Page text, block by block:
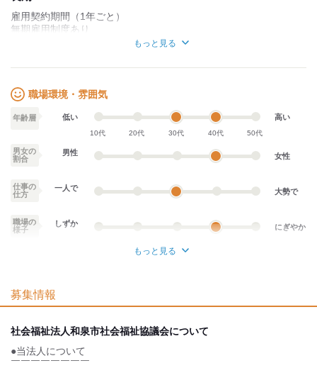
・〔勤続手当〕3,000円～5,000円/月
・〔その他手当〕:半年毎一時金（事業所業績による）など
雇用契約期間（1年ごと）
無期雇用制度あり
もっと見る
職場環境・雰囲気
年齢層 低い
10代 20代 30代 40代 50代
高い
男女の
割合
男性 女性
仕事の
仕方
一人で 大勢で
職場の
様子
しずか にぎやか
個性が生かせる
デスクワーク
お客様との対話が
少ない
もっと見る
募集情報
社会福祉法人和泉市社会福祉協議会について
●当法人について
￣￣￣￣￣￣￣￣